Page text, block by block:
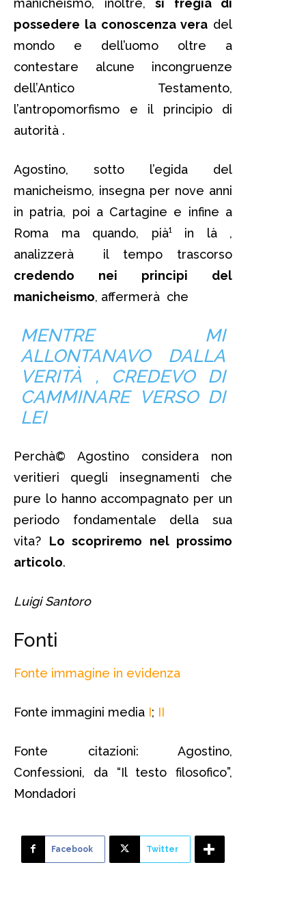
manicheismo, inoltre, si fregia di
possedere la conoscenza vera del
mondo e dell’uomo oltre a
contestare alcune incongruenze
dell’Antico Testamento,
l’antropomorfismo e il principio di
autorità .
Agostino, sotto l’egida del
manicheismo, insegna per nove anni
in patria, poi a Cartagine e infine a
Roma ma quando, pià¹ in là ,
analizzerà il tempo trascorso
credendo nei principi del
manicheismo, affermerà che
MENTRE MI
ALLONTANAVO DALLA
VERITÀ , CREDEVO DI
CAMMINARE VERSO DI
LEI
Perchà© Agostino considera non
veritieri quegli insegnamenti che
pure lo hanno accompagnato per un
periodo fondamentale della sua
vita? Lo scopriremo nel prossimo
articolo.
Luigi Santoro
Fonti
Fonte immagine in evidenza
Fonte immagini media I; II
Fonte citazioni: Agostino,
Confessioni, da “Il testo filosofico”,
Mondadori
Facebook Twitter